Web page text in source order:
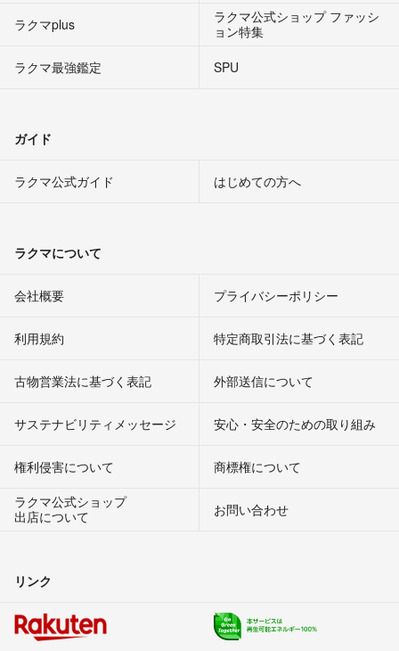
ラクマplus
ラクマ公式ショップ ファッシ
ョン特集
ラクマ最強鑑定
SPU
ガイド
ラクマ公式ガイド はじめての方へ
ラクマについて
会社概要 プライバシーポリシー
利用規約 特定商取引法に基づく表記
古物営業法に基づく表記 外部送信について
サステナビリティメッセージ 安心・安全のための取り組み
権利侵害について
商標権について
ラクマ公式ショップ
出店について
お問い合わせ
リンク